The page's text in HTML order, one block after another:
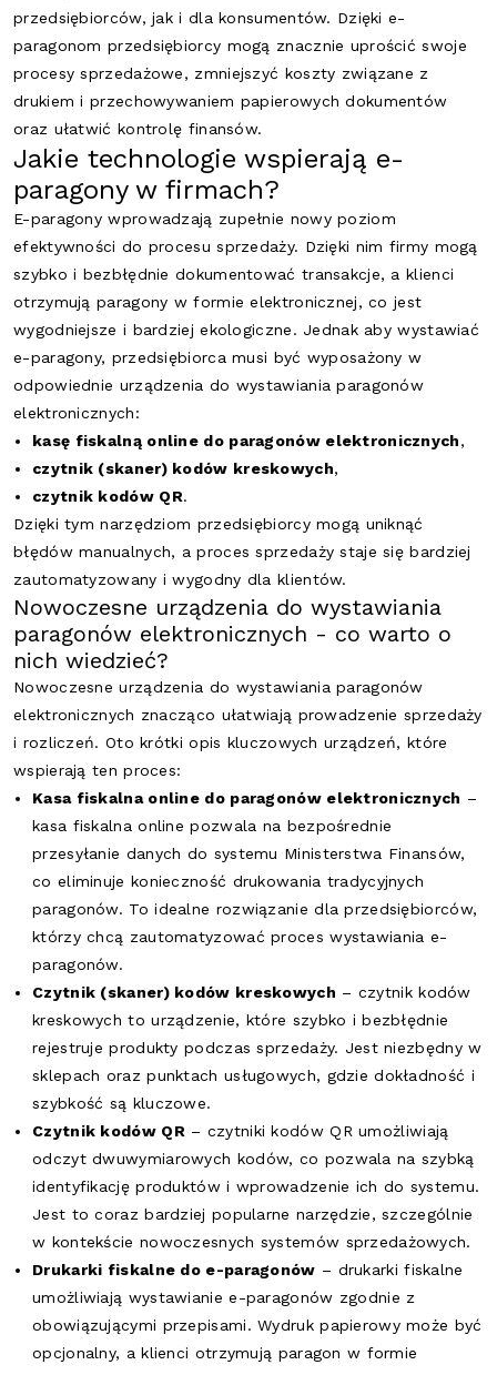
przedsiębiorców, jak i dla konsumentów. Dzięki e-
paragonom przedsiębiorcy mogą znacznie uprościć swoje
procesy sprzedażowe, zmniejszyć koszty związane z
drukiem i przechowywaniem papierowych dokumentów
oraz ułatwić kontrolę finansów.
Jakie technologie wspierają e-
paragony w firmach?
E-paragony wprowadzają zupełnie nowy poziom
efektywności do procesu sprzedaży. Dzięki nim firmy mogą
szybko i bezbłędnie dokumentować transakcje, a klienci
otrzymują paragony w formie elektronicznej, co jest
wygodniejsze i bardziej ekologiczne. Jednak aby wystawiać
e-paragony, przedsiębiorca musi być wyposażony w
odpowiednie urządzenia do wystawiania paragonów
elektronicznych:
kasę fiskalną online do paragonów elektronicznych,
czytnik (skaner) kodów kreskowych,
czytnik kodów QR.
Dzięki tym narzędziom przedsiębiorcy mogą uniknąć
błędów manualnych, a proces sprzedaży staje się bardziej
zautomatyzowany i wygodny dla klientów.
Nowoczesne urządzenia do wystawiania
paragonów elektronicznych - co warto o
nich wiedzieć?
Nowoczesne urządzenia do wystawiania paragonów
elektronicznych znacząco ułatwiają prowadzenie sprzedaży
i rozliczeń. Oto krótki opis kluczowych urządzeń, które
wspierają ten proces:
Kasa fiskalna online do paragonów elektronicznych –
kasa fiskalna online pozwala na bezpośrednie
przesyłanie danych do systemu Ministerstwa Finansów,
co eliminuje konieczność drukowania tradycyjnych
paragonów. To idealne rozwiązanie dla przedsiębiorców,
którzy chcą zautomatyzować proces wystawiania e-
paragonów.
Czytnik (skaner) kodów kreskowych – czytnik kodów
kreskowych to urządzenie, które szybko i bezbłędnie
rejestruje produkty podczas sprzedaży. Jest niezbędny w
sklepach oraz punktach usługowych, gdzie dokładność i
szybkość są kluczowe.
Czytnik kodów QR – czytniki kodów QR umożliwiają
odczyt dwuwymiarowych kodów, co pozwala na szybką
identyfikację produktów i wprowadzenie ich do systemu.
Jest to coraz bardziej popularne narzędzie, szczególnie
w kontekście nowoczesnych systemów sprzedażowych.
Drukarki fiskalne do e-paragonów – drukarki fiskalne
umożliwiają wystawianie e-paragonów zgodnie z
obowiązującymi przepisami. Wydruk papierowy może być
opcjonalny, a klienci otrzymują paragon w formie